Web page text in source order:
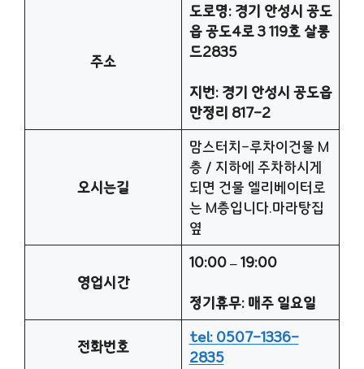
주소
도로명: 경기 안성시 공도
읍 공도4로 3 119호 살롱
드2835
지번: 경기 안성시 공도읍
만정리 817-2
오시는길
맘스터치-루차이건물 M
층 / 지하에 주차하시게
되면 건물 엘리베이터로
는 M층입니다.마라탕집
옆
영업시간
10:00 – 19:00
정기휴무: 매주 일요일
전화번호
tel: 0507-1336-
2835